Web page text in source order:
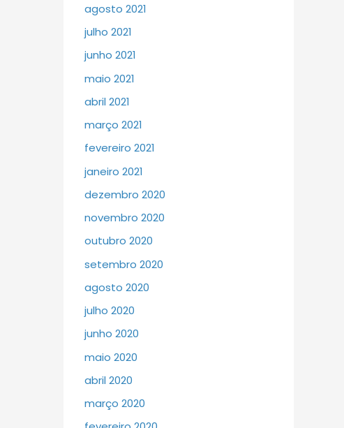
agosto 2021
julho 2021
junho 2021
maio 2021
abril 2021
março 2021
fevereiro 2021
janeiro 2021
dezembro 2020
novembro 2020
outubro 2020
setembro 2020
agosto 2020
julho 2020
junho 2020
maio 2020
abril 2020
março 2020